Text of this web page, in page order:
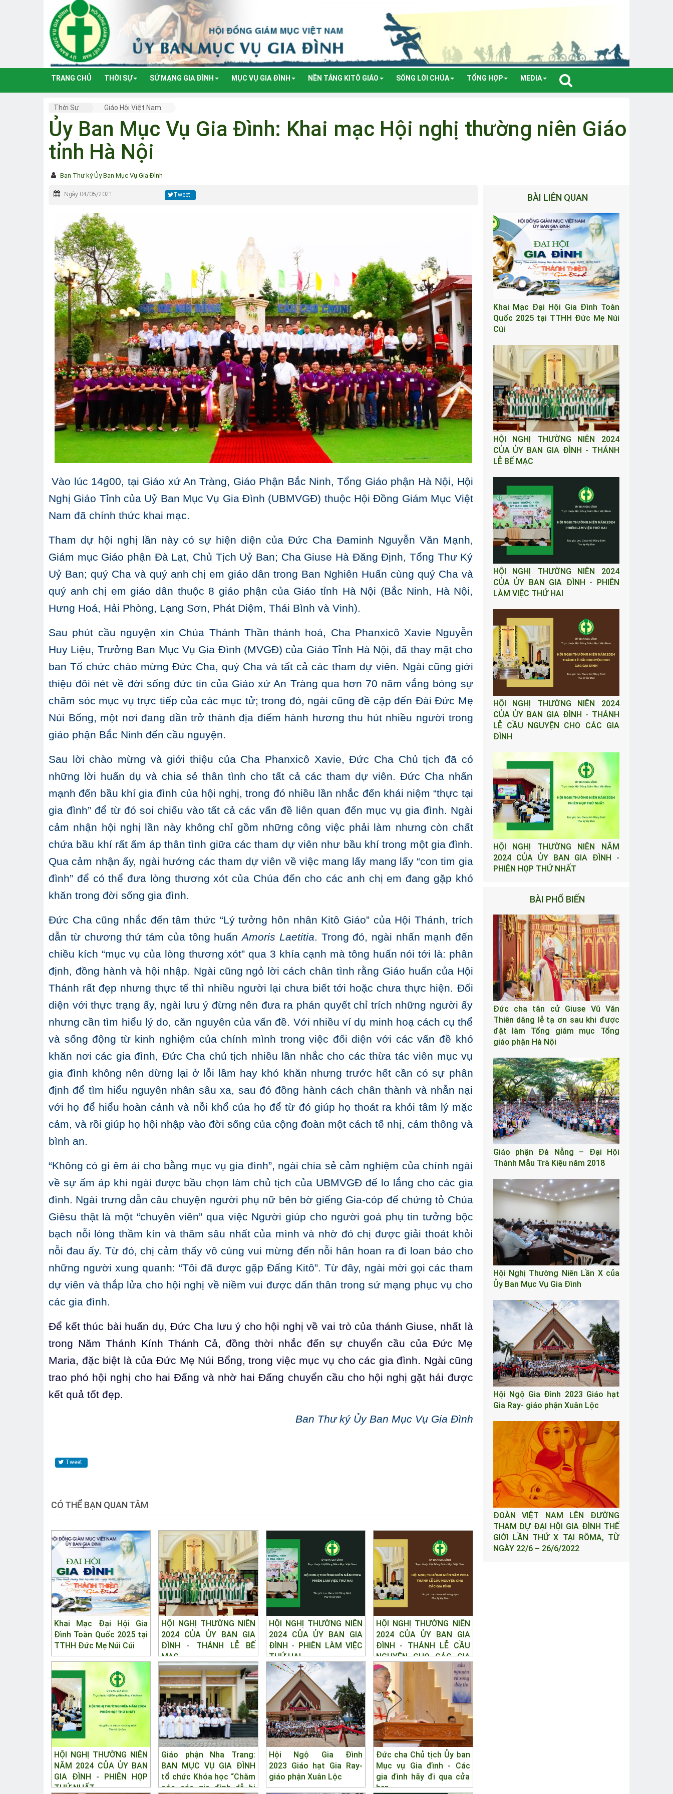
TRANG CHỦ THỜI SỰ SỨ MẠNG GIA ĐÌNH MỤC VỤ GIA ĐÌNH NỀN TẢNG KITÔ GIÁO SỐNG LỜI CHÚA TỔNG HỢP MEDIA
Thời Sự Giáo Hội Việt Nam
Ủy Ban Mục Vụ Gia Đình: Khai mạc Hội nghị thường niên Giáo
tỉnh Hà Nội
Ban Thư ký Ủy Ban Mục Vụ Gia Đình
Ngày 04/05/2021 Tweet
Vào lúc 14g00, tại Giáo xứ An Tràng, Giáo Phận Bắc Ninh, Tổng Giáo phận Hà Nội, Hội
Nghị Giáo Tỉnh của Uỷ Ban Mục Vụ Gia Đình (UBMVGĐ) thuộc Hội Đồng Giám Mục Việt
Nam đã chính thức khai mạc.
Tham dự hội nghị lần này có sự hiện diện của Đức Cha Đaminh Nguyễn Văn Mạnh,
Giám mục Giáo phận Đà Lạt, Chủ Tịch Uỷ Ban; Cha Giuse Hà Đăng Định, Tổng Thư Ký
Uỷ Ban; quý Cha và quý anh chị em giáo dân trong Ban Nghiên Huấn cùng quý Cha và
quý anh chị em giáo dân thuộc 8 giáo phận của Giáo tỉnh Hà Nội (Bắc Ninh, Hà Nội,
Hưng Hoá, Hải Phòng, Lạng Sơn, Phát Diệm, Thái Bình và Vinh).
Sau phút cầu nguyện xin Chúa Thánh Thần thánh hoá, Cha Phanxicô Xavie Nguyễn
Huy Liệu, Trưởng Ban Mục Vụ Gia Đình (MVGĐ) của Giáo Tỉnh Hà Nội, đã thay mặt cho
ban Tổ chức chào mừng Đức Cha, quý Cha và tất cả các tham dự viên. Ngài cũng giới
thiệu đôi nét về đời sống đức tin của Giáo xứ An Tràng qua hơn 70 năm vắng bóng sự
chăm sóc mục vụ trực tiếp của các mục tử; trong đó, ngài cũng đề cập đến Đài Đức Mẹ
Núi Bổng, một nơi đang dần trở thành địa điểm hành hương thu hút nhiều người trong
giáo phận Bắc Ninh đến cầu nguyện.
Sau lời chào mừng và giới thiệu của Cha Phanxicô Xavie, Đức Cha Chủ tịch đã có
những lời huấn dụ và chia sẻ thân tình cho tất cả các tham dự viên. Đức Cha nhấn
mạnh đến bầu khí gia đình của hội nghị, trong đó nhiều lần nhắc đến khái niệm “thực tại
gia đình” để từ đó soi chiếu vào tất cả các vấn đề liên quan đến mục vụ gia đình. Ngài
cảm nhận hội nghị lần này không chỉ gồm những công việc phải làm nhưng còn chất
chứa bầu khí rất ấm áp thân tình giữa các tham dự viên như bầu khí trong một gia đình.
Qua cảm nhận ấy, ngài hướng các tham dự viên về việc mang lấy mang lấy “con tim gia
đình” để có thể đưa lòng thương xót của Chúa đến cho các anh chị em đang gặp khó
khăn trong đời sống gia đình.
Đức Cha cũng nhắc đến tâm thức “Lý tưởng hôn nhân Kitô Giáo” của Hội Thánh, trích
dẫn từ chương thứ tám của tông huấnAmoris Laetitia. Trong đó, ngài nhấn mạnh đến
chiều kích “mục vụ của lòng thương xót” qua 3 khía cạnh mà tông huấn nói tới là: phân
định, đồng hành và hội nhập. Ngài cũng ngỏ lời cách chân tình rằng Giáo huấn của Hội
Thánh rất đẹp nhưng thực tế thì nhiều người lại chưa biết tới hoặc chưa thực hiện. Đối
diện với thực trạng ấy, ngài lưu ý đừng nên đưa ra phán quyết chỉ trích những người ấy
nhưng cần tìm hiểu lý do, căn nguyên của vấn đề. Với nhiều ví dụ minh hoạ cách cụ thể
và sống động từ kinh nghiệm của chính mình trong việc đối diện với các vấn đề khó
khăn nơi các gia đình, Đức Cha chủ tịch nhiều lần nhắc cho các thừa tác viên mục vụ
gia đình không nên dừng lại ở lỗi lầm hay khó khăn nhưng trước hết cần có sự phân
định để tìm hiểu nguyên nhân sâu xa, sau đó đồng hành cách chân thành và nhẫn nại
với họ để hiểu hoàn cảnh và nỗi khổ của họ để từ đó giúp họ thoát ra khỏi tâm lý mặc
cảm, và rồi giúp họ hội nhập vào đời sống của cộng đoàn một cách tế nhị, cảm thông và
bình an.
“Không có gì êm ái cho bằng mục vụ gia đình”, ngài chia sẻ cảm nghiệm của chính ngài
về sự ấm áp khi ngài được bầu chọn làm chủ tịch của UBMVGĐ để lo lắng cho các gia
đình. Ngài trưng dẫn câu chuyện người phụ nữ bên bờ giếng Gia-cóp để chứng tỏ Chúa
Giêsu thật là một “chuyên viên” qua việc Người giúp cho người goá phụ tin tưởng bộc
bạch nỗi lòng thầm kín và thâm sâu nhất của mình và nhờ đó chị được giải thoát khỏi
nỗi đau ấy. Từ đó, chị cảm thấy vô cùng vui mừng đến nỗi hân hoan ra đi loan báo cho
những người xung quanh: “Tôi đã được gặp Đấng Kitô”. Từ đây, ngài mời gọi các tham
dự viên và thắp lửa cho hội nghị về niềm vui được dấn thân trong sứ mạng phục vụ cho
các gia đình.
Để kết thúc bài huấn dụ, Đức Cha lưu ý cho hội nghị về vai trò của thánh Giuse, nhất là
trong Năm Thánh Kính Thánh Cả, đồng thời nhắc đến sự chuyển cầu của Đức Mẹ
Maria, đặc biệt là của Đức Mẹ Núi Bổng, trong việc mục vụ cho các gia đình. Ngài cũng
trao phó hội nghị cho hai Đấng và nhờ hai Đấng chuyển cầu cho hội nghị gặt hái được
kết quả tốt đẹp.
Ban Thư ký Ủy Ban Mục Vụ Gia Đình
Tweet
CÓ THỂ BẠN QUAN TÂM
Khai Mạc Đại Hội Gia
Đình Toàn Quốc 2025 tại
TTHH Đức Mẹ Núi Cúi
HỘI NGHỊ THƯỜNG NIÊN
2024 CỦA ỦY BAN GIA
ĐÌNH - THÁNH LỄ BẾ
MẠC
HỘI NGHỊ THƯỜNG NIÊN
2024 CỦA ỦY BAN GIA
ĐÌNH - PHIÊN LÀM VIỆC
THỨ HAI
HỘI NGHỊ THƯỜNG NIÊN
2024 CỦA ỦY BAN GIA
ĐÌNH - THÁNH LỄ CẦU
NGUYỆN CHO CÁC GIA
ĐÌNH
HỘI NGHỊ THƯỜNG NIÊN
NĂM 2024 CỦA ỦY BAN
GIA ĐÌNH - PHIÊN HỌP
THỨ NHẤT
Giáo phận Nha Trang:
BAN MỤC VỤ GIA ĐÌNH
tổ chức Khóa học “Chăm
sóc các gia đình dễ bị
Hội Ngộ Gia Đình
2023 Giáo hạt Gia Ray-
giáo phận Xuân Lộc
Đức cha Chủ tịch Ủy ban
Mục vụ Gia đình - Các
gia đình hãy đi qua cửa
hẹp
BÀI LIÊN QUAN
Khai Mạc Đại Hội Gia Đình Toàn
Quốc 2025 tại TTHH Đức Mẹ Núi
Cúi
HỘI NGHỊ THƯỜNG NIÊN 2024
CỦA ỦY BAN GIA ĐÌNH - THÁNH
LỄ BẾ MẠC
HỘI NGHỊ THƯỜNG NIÊN 2024
CỦA ỦY BAN GIA ĐÌNH - PHIÊN
LÀM VIỆC THỨ HAI
HỘI NGHỊ THƯỜNG NIÊN 2024
CỦA ỦY BAN GIA ĐÌNH - THÁNH
LỄ CẦU NGUYỆN CHO CÁC GIA
ĐÌNH
HỘI NGHỊ THƯỜNG NIÊN NĂM
2024 CỦA ỦY BAN GIA ĐÌNH -
PHIÊN HỌP THỨ NHẤT
BÀI PHỔ BIẾN
Đức cha tân cử Giuse Vũ Văn
Thiên dâng lễ tạ ơn sau khi được
đặt làm Tổng giám mục Tổng
giáo phận Hà Nội
Giáo phận Đà Nẵng – Đại Hội
Thánh Mẫu Trà Kiệu năm 2018
Hội Nghị Thường Niên Lần X của
Ủy Ban Mục Vụ Gia Đình
Hội Ngộ Gia Đình 2023 Giáo hạt
Gia Ray- giáo phận Xuân Lộc
ĐOÀN VIỆT NAM LÊN ĐƯỜNG
THAM DỰ ĐẠI HỘI GIA ĐÌNH THẾ
GIỚI LẦN THỨ X TẠI RÔMA, TỪ
NGÀY 22/6 – 26/6/2022